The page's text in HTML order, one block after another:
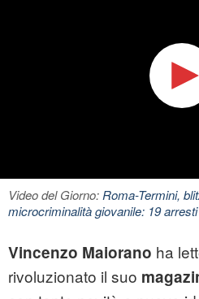
Video del Giorno:Roma-Termini,
microcriminalità giovanile: 19 arresti
Vincenzo Maiorano ha
rivoluzionato il suo